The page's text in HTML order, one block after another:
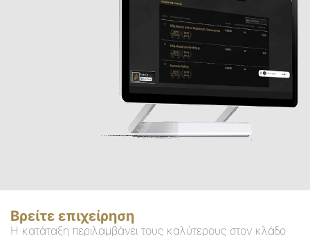
Βρείτε επιχείρηση
Η κατάταξη περιλαμβάνει τους καλύτερους στον κλάδο